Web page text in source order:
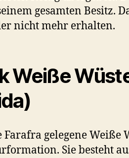
gesamten Besitz.
nicht mehr erhalten.
Weiße
gelegene Weiße
Sie besteht